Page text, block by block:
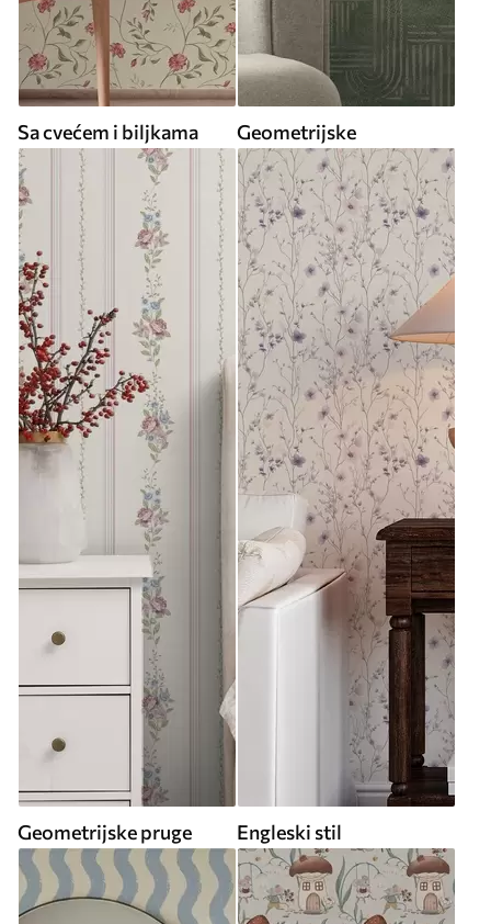
Sa cvećem i biljkama Geometrijske
Geometrijske pruge Engleski stil